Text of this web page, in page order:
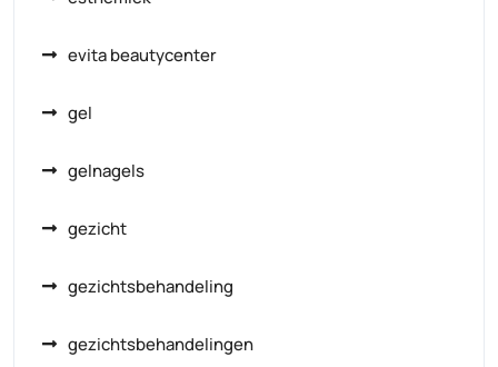
evita beautycenter
gel
gelnagels
gezicht
gezichtsbehandeling
gezichtsbehandelingen